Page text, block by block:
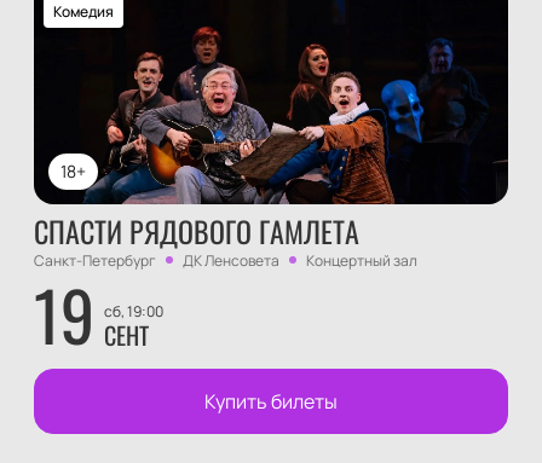
18+
Комедия
СПАСТИ РЯДОВОГО ГАМЛЕТА
Санкт-Петербург ДК Ленсовета Концертный зал
19 сб, 19:00
СЕНТ
Купить билеты